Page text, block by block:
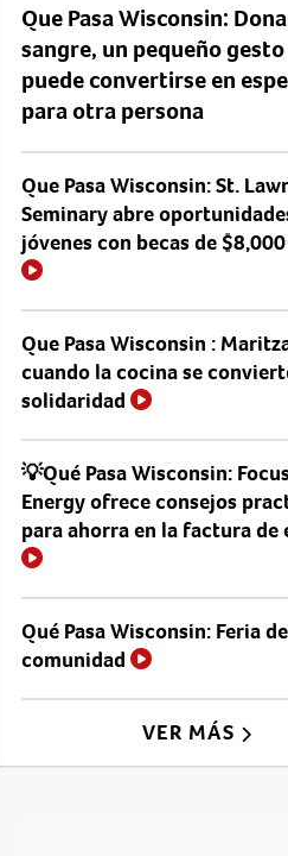
Que Pasa Wisconsin:
sangre, un pequeño
puede convertirse en
para otra persona
Que Pasa Wisconsin: St.
Seminary abre
jóvenes con becas de
Que Pasa Wisconsin :
cuando la cocina se
solidaridad
💡Qué Pasa Wisconsin:
Energy ofrece consejos
para ahorra en la factura de
Qué Pasa Wisconsin: Feria
comunidad
VER MÁS